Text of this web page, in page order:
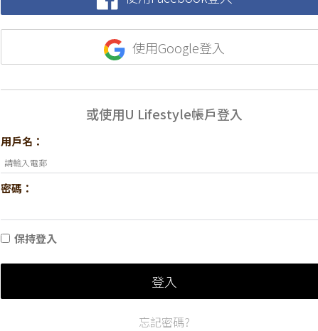
使用Google登入
或使用U Lifestyle帳戶登入
用戶名：
密碼：
保持登入
登入
忘記密碼?